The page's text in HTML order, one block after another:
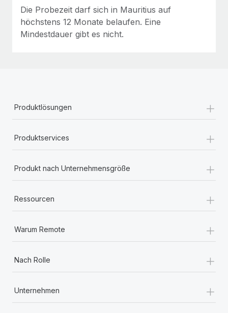
Die Probezeit darf sich in Mauritius auf
höchstens 12 Monate belaufen. Eine
Mindestdauer gibt es nicht.
Produktlösungen +
Produktservices +
Produkt nach Unternehmensgröße +
Ressourcen +
Warum Remote +
Nach Rolle +
Unternehmen
+